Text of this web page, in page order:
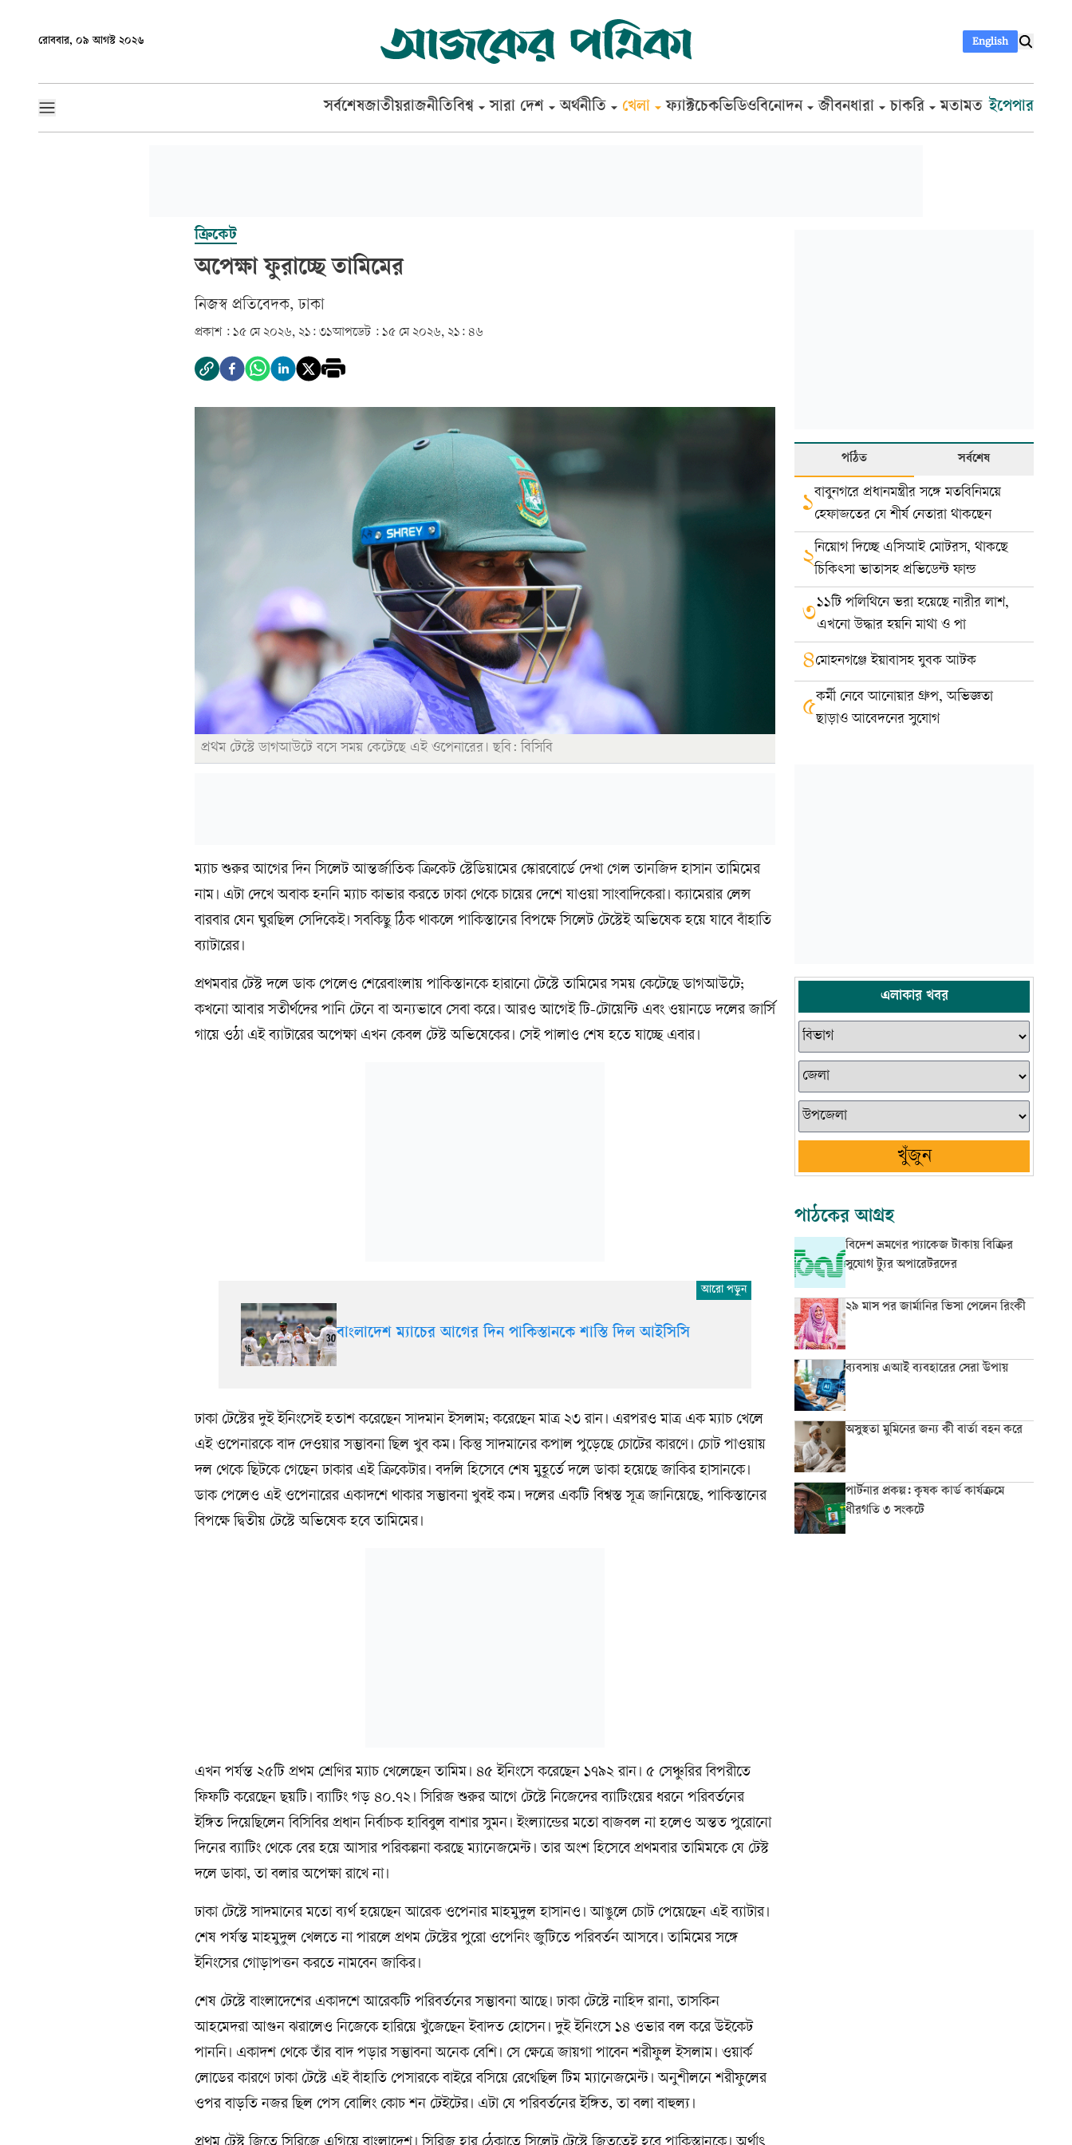
রোববার, ০৯ আগস্ট ২০২৬ English
সর্বশেষজাতীয়রাজনীতিবিশ্ব সারা দেশ অর্থনীতি খেলা ফ্যাক্টচেকভিডিওবিনোদন জীবনধারা চাকরি মতামত ইপেপার
ক্রিকেট
অপেক্ষা ফুরাচ্ছে তামিমের
‎নিজস্ব প্রতিবেদক, ঢাকা‎
প্রকাশ : ১৫ মে ২০২৬, ২১: ৩১আপডেট : ১৫ মে ২০২৬, ২১: ৪৬
প্রথম টেস্টে ডাগআউটে বসে সময় কেটেছে এই ওপেনারের। ছবি: বিসিবি
ম্যাচ শুরুর আগের দিন সিলেট আন্তর্জাতিক ক্রিকেট স্টেডিয়ামের স্কোরবোর্ডে দেখা গেল তানজিদ হাসান তামিমের
নাম। এটা দেখে অবাক হননি ম্যাচ কাভার করতে ঢাকা থেকে চায়ের দেশে যাওয়া সাংবাদিকেরা। ক্যামেরার লেন্স
বারবার যেন ঘুরছিল সেদিকেই। সবকিছু ঠিক থাকলে পাকিস্তানের বিপক্ষে সিলেট টেস্টেই অভিষেক হয়ে যাবে বাঁহাতি
ব্যাটারের।
প্রথমবার টেস্ট দলে ডাক পেলেও শেরেবাংলায় পাকিস্তানকে হারানো টেস্টে তামিমের সময় কেটেছে ডাগআউটে;
কখনো আবার সতীর্থদের পানি টেনে বা অন্যভাবে সেবা করে। আরও আগেই টি-টোয়েন্টি এবং ওয়ানডে দলের জার্সি
গায়ে ওঠা এই ব্যাটারের অপেক্ষা এখন কেবল টেস্ট অভিষেকের। সেই পালাও শেষ হতে যাচ্ছে এবার।
বাংলাদেশ ম্যাচের আগের দিন পাকিস্তানকে শাস্তি দিল আইসিসি
ঢাকা টেস্টের দুই ইনিংসেই হতাশ করেছেন সাদমান ইসলাম; করেছেন মাত্র ২৩ রান। এরপরও মাত্র এক ম্যাচ খেলে
এই ওপেনারকে বাদ দেওয়ার সম্ভাবনা ছিল খুব কম। কিন্তু সাদমানের কপাল পুড়েছে চোটের কারণে। চোট পাওয়ায়
দল থেকে ছিটকে গেছেন ঢাকার এই ক্রিকেটার। বদলি হিসেবে শেষ মুহূর্তে দলে ডাকা হয়েছে জাকির হাসানকে।
ডাক পেলেও এই ওপেনারের একাদশে থাকার সম্ভাবনা খুবই কম। দলের একটি বিশ্বস্ত সূত্র জানিয়েছে, পাকিস্তানের
বিপক্ষে দ্বিতীয় টেস্টে অভিষেক হবে তামিমের।
এখন পর্যন্ত ২৫টি প্রথম শ্রেণির ম্যাচ খেলেছেন তামিম। ৪৫ ইনিংসে করেছেন ১৭৯২ রান। ৫ সেঞ্চুরির বিপরীতে
ফিফটি করেছেন ছয়টি। ব্যাটিং গড় ৪০.৭২। সিরিজ শুরুর আগে টেস্টে নিজেদের ব্যাটিংয়ের ধরনে পরিবর্তনের
ইঙ্গিত দিয়েছিলেন বিসিবির প্রধান নির্বাচক হাবিবুল বাশার সুমন। ইংল্যান্ডের মতো বাজবল না হলেও অন্তত পুরোনো
দিনের ব্যাটিং থেকে বের হয়ে আসার পরিকল্পনা করছে ম্যানেজমেন্ট। তার অংশ হিসেবে প্রথমবার তামিমকে যে টেস্ট
দলে ডাকা, তা বলার অপেক্ষা রাখে না।
ঢাকা টেস্টে সাদমানের মতো ব্যর্থ হয়েছেন আরেক ওপেনার মাহমুদুল হাসানও। আঙুলে চোট পেয়েছেন এই ব্যাটার।
শেষ পর্যন্ত মাহমুদুল খেলতে না পারলে প্রথম টেস্টের পুরো ওপেনিং জুটিতে পরিবর্তন আসবে। তামিমের সঙ্গে
ইনিংসের গোড়াপত্তন করতে নামবেন জাকির।
শেষ টেস্টে বাংলাদেশের একাদশে আরেকটি পরিবর্তনের সম্ভাবনা আছে। ঢাকা টেস্টে নাহিদ রানা, তাসকিন
আহমেদরা আগুন ঝরালেও নিজেকে হারিয়ে খুঁজেছেন ইবাদত হোসেন। দুই ইনিংসে ১৪ ওভার বল করে উইকেট
পাননি। একাদশ থেকে তাঁর বাদ পড়ার সম্ভাবনা অনেক বেশি। সে ক্ষেত্রে জায়গা পাবেন শরীফুল ইসলাম। ওয়ার্ক
লোডের কারণে ঢাকা টেস্টে এই বাঁহাতি পেসারকে বাইরে বসিয়ে রেখেছিল টিম ম্যানেজমেন্ট। অনুশীলনে শরীফুলের
ওপর বাড়তি নজর ছিল পেস বোলিং কোচ শন টেইটের। এটা যে পরিবর্তনের ইঙ্গিত, তা বলা বাহুল্য।
পঠিত সর্বশেষ
১বাবুনগরে প্রধানমন্ত্রীর সঙ্গে মতবিনিময়ে
হেফাজতের যে শীর্ষ নেতারা থাকছেন
২নিয়োগ দিচ্ছে এসিআই মোটরস, থাকছে
চিকিৎসা ভাতাসহ প্রভিডেন্ট ফান্ড
৩১১টি পলিথিনে ভরা হয়েছে নারীর লাশ,
এখনো উদ্ধার হয়নি মাথা ও পা
৪মোহনগঞ্জে ইয়াবাসহ যুবক আটক
৫কর্মী নেবে আনোয়ার গ্রুপ, অভিজ্ঞতা
ছাড়াও আবেদনের সুযোগ
এলাকার খবর
খুঁজুন
পাঠকের আগ্রহ
বিদেশ ভ্রমণের প্যাকেজ টাকায় বিক্রির
সুযোগ ট্যুর অপারেটরদের
২৯ মাস পর জার্মানির ভিসা পেলেন রিংকী
ব্যবসায় এআই ব্যবহারের সেরা উপায়
অসুস্থতা মুমিনের জন্য কী বার্তা বহন করে
পার্টনার প্রকল্প: কৃষক কার্ড কার্যক্রমে
ধীরগতি ৩ সংকটে